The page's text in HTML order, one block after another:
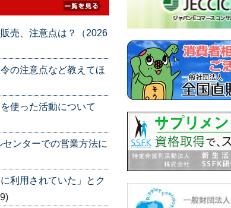
売、注意点は？（2026
の注意点など教えてほ
使った活動について
ンターでの営業方法に
利用されていた」とク